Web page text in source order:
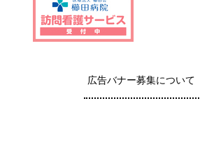
広告バナー募集について